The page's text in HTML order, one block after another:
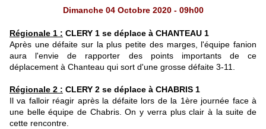
Dimanche 04 Octobre 2020 - 09h00
Régionale 1 : CLERY 1 se déplace à CHANTEAU 1
Après une défaite sur la plus petite des marges, l'équipe fanion
aura l'envie de rapporter des points importants de ce
déplacement à Chanteau qui sort d'une grosse défaite 3-11.
Régionale 2 : CLERY 2 se déplace à CHABRIS 1
Il va falloir réagir après la défaite lors de la 1ère journée face à
une belle équipe de Chabris. On y verra plus clair à la suite de
cette rencontre.